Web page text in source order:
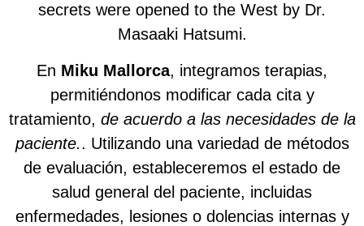
secrets were opened to the West by Dr.
Masaaki Hatsumi.
En Miku Mallorca, integramos terapias,
permitiéndonos modificar cada cita y
tratamiento, de acuerdo a las necesidades de la
paciente.. Utilizando una variedad de métodos
de evaluación, estableceremos el estado de
salud general del paciente, incluidas
enfermedades, lesiones o dolencias internas y